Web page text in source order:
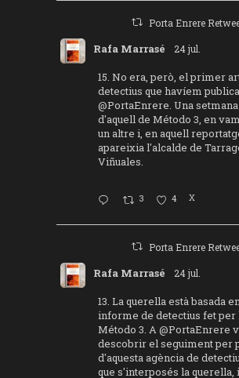
Porta Enrere
Rafa Marrasé 24 jul.
15. No era, però, el primer
detectius que havíem
@PortaEnrere. Una
d'aquell de Método 3, en
un altre i, en aquell
apareixia l'alcalde de
Viñuales.
3 4 X
Porta Enrere
Rafa Marrasé 24 jul.
13. La querella està basada
informe de detectius fet per
Método 3. A@PortaEnrere
descobrir el seguiment per
d'aquesta agència de
que s'interposés la querella,